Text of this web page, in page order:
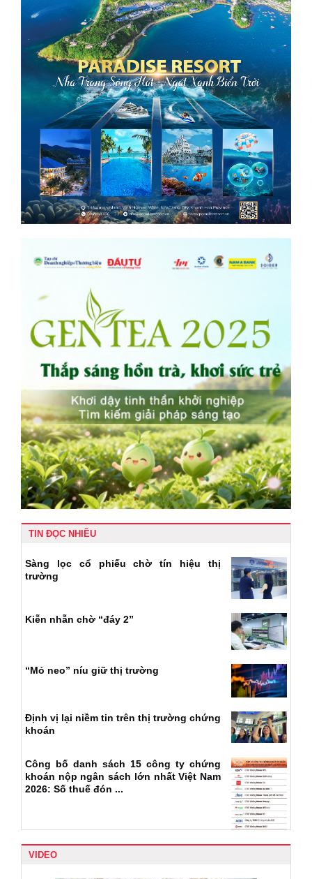
TIN ĐỌC NHIỀU
Sàng lọc cổ phiếu chờ tín hiệu thị
trường
Kiễn nhẫn chờ “đáy 2”
“Mỏ neo” níu giữ thị trường
Định vị lại niềm tin trên thị trường chứng
khoán
Công bố danh sách 15 công ty chứng
khoán nộp ngân sách lớn nhất Việt Nam
2026: Số thuế đón ...
VIDEO